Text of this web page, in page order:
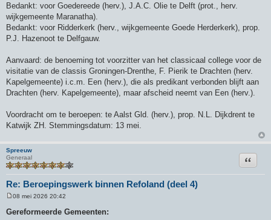
Bedankt: voor Goedereede (herv.), J.A.C. Olie te Delft (prot., herv.
wijkgemeente Maranatha).
Bedankt: voor Ridderkerk (herv., wijkgemeente Goede Herderkerk), prop.
P.J. Hazenoot te Delfgauw.
Aanvaard: de benoeming tot voorzitter van het classicaal college voor de
visitatie van de classis Groningen-Drenthe, F. Pierik te Drachten (herv.
Kapelgemeente) i.c.m. Een (herv.), die als predikant verbonden blijft aan
Drachten (herv. Kapelgemeente), maar afscheid neemt van Een (herv.).
Voordracht om te beroepen: te Aalst Gld. (herv.), prop. N.L. Dijkdrent te
Katwijk ZH. Stemmingsdatum: 13 mei.
Spreeuw
Generaal
Re: Beroepingswerk binnen Refoland (deel 4)
Citeer
r
08 mei 2026 20:42
Gereformeerde Gemeenten: